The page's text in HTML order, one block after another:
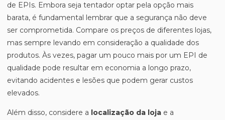
de EPIs. Embora seja tentador optar pela opção mais
barata, é fundamental lembrar que a segurança não deve
ser comprometida. Compare os preços de diferentes lojas,
mas sempre levando em consideração a qualidade dos
produtos. Às vezes, pagar um pouco mais por um EPI de
qualidade pode resultar em economia a longo prazo,
evitando acidentes e lesões que podem gerar custos
elevados.
Além disso, considere a localização da loja e a